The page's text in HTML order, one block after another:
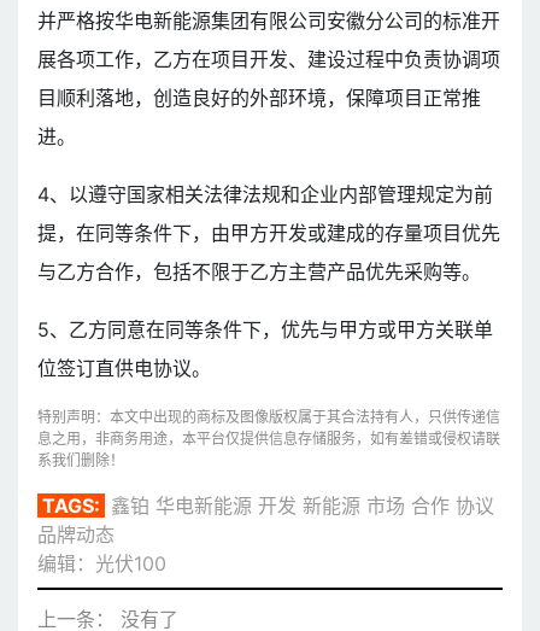
并严格按华电新能源集团有限公司安徽分公司的标准开
展各项工作，乙方在项目开发、建设过程中负责协调项
目顺利落地，创造良好的外部环境，保障项目正常推
进。
4、以遵守国家相关法律法规和企业内部管理规定为前
提，在同等条件下，由甲方开发或建成的存量项目优先
与乙方合作，包括不限于乙方主营产品优先采购等。
5、乙方同意在同等条件下，优先与甲方或甲方关联单
位签订直供电协议。
特别声明：本文中出现的商标及图像版权属于其合法持有人，只供传递信
息之用，非商务用途，本平台仅提供信息存储服务，如有差错或侵权请联
系我们删除！
TAGS: 鑫铂 华电新能源 开发 新能源 市场 合作 协议
品牌动态
编辑：光伏100
上一条： 没有了